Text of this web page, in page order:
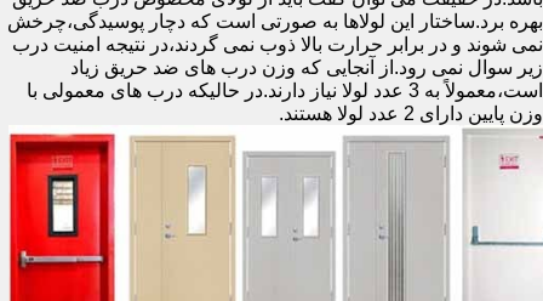
بهره برد.ساختار این لولاها به صورتی است که دچار پوسیدگی،چرخش
نمی شوند و در برابر حرارت بالا ذوب نمی گردند،در نتیجه امنیت درب
زیر سوال نمی رود.از آنجایی که وزن درب های ضد حریق زیاد
است،معمولاً به 3 عدد لولا نیاز دارند.در حالیکه درب های معمولی با
وزن پایین دارای 2 عدد لولا هستند.